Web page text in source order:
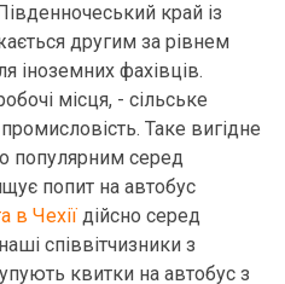
край із
другим за рівнем
іноземних фахівців.
місця, - сільське
Таке вигідне
популярним серед
попит на автобус
в Чехії дійсно серед
співвітчизники з
квитки на автобус з